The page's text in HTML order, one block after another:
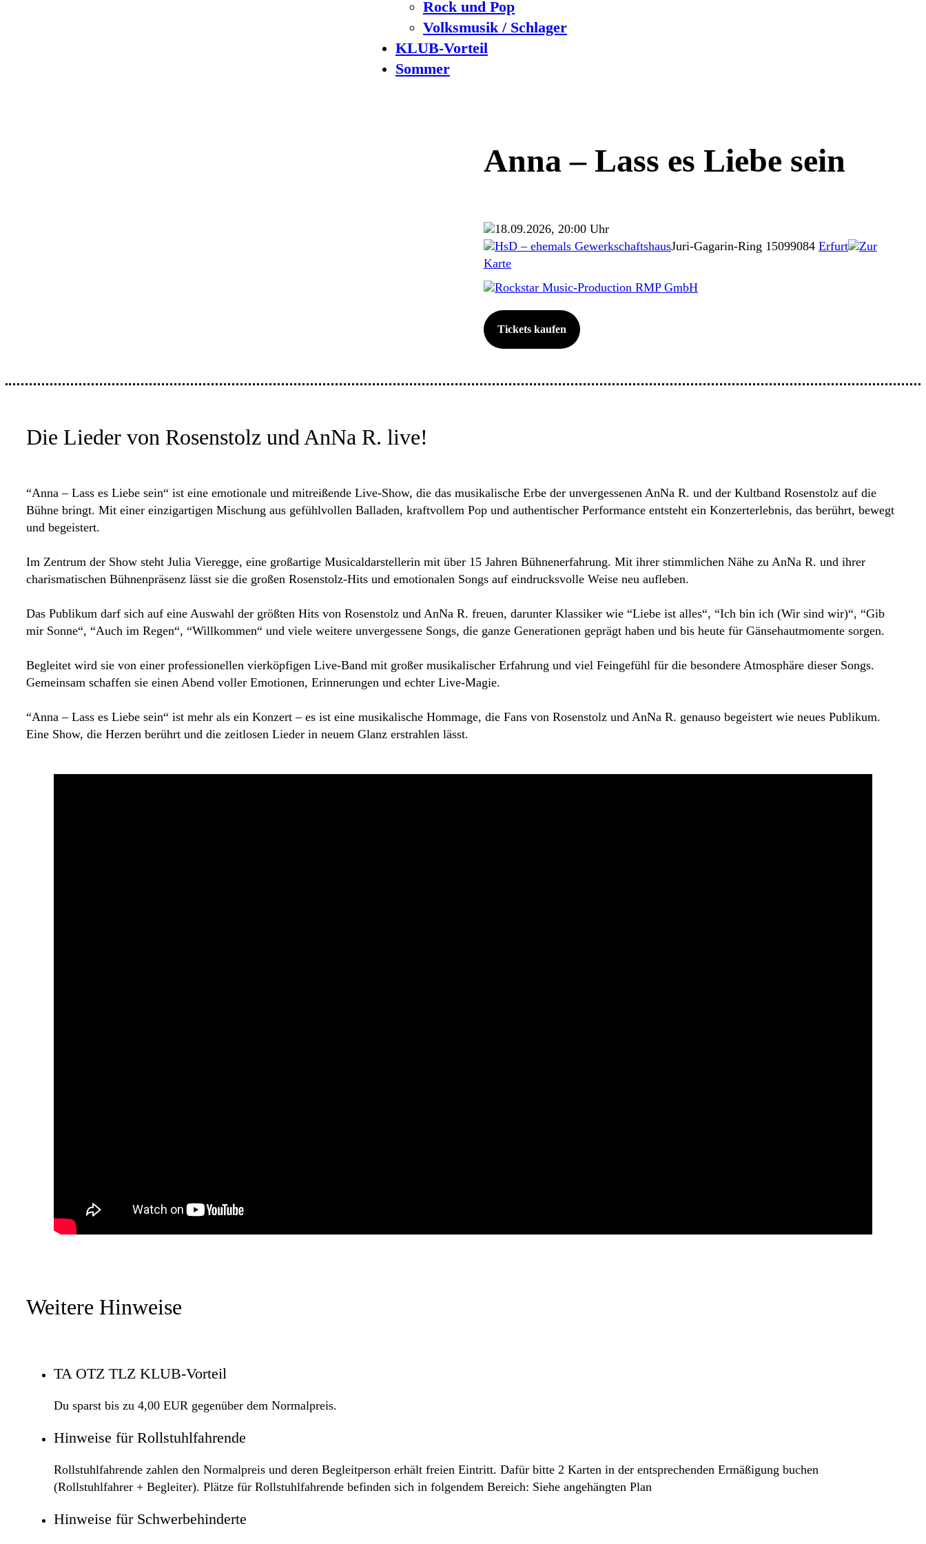
Rock und Pop
Volksmusik / Schlager
KLUB-Vorteil
Sommer
Anna – Lass es Liebe sein
18.09.2026, 20:00 Uhr
HsD – ehemals GewerkschaftshausJuri-Gagarin-Ring 15099084 Erfurt
Zur
Karte
Rockstar Music-Production RMP GmbH
Tickets kaufen
Die Lieder von Rosenstolz und AnNa R. live!
“Anna – Lass es Liebe sein“ ist eine emotionale und mitreißende Live-Show, die das musikalische Erbe der unvergessenen AnNa R. und der Kultband Rosenstolz auf die
Bühne bringt. Mit einer einzigartigen Mischung aus gefühlvollen Balladen, kraftvollem Pop und authentischer Performance entsteht ein Konzerterlebnis, das berührt, bewegt
und begeistert.
Im Zentrum der Show steht Julia Vieregge, eine großartige Musicaldarstellerin mit über 15 Jahren Bühnenerfahrung. Mit ihrer stimmlichen Nähe zu AnNa R. und ihrer
charismatischen Bühnenpräsenz lässt sie die großen Rosenstolz-Hits und emotionalen Songs auf eindrucksvolle Weise neu aufleben.
Das Publikum darf sich auf eine Auswahl der größten Hits von Rosenstolz und AnNa R. freuen, darunter Klassiker wie “Liebe ist alles“, “Ich bin ich (Wir sind wir)“, “Gib
mir Sonne“, “Auch im Regen“, “Willkommen“ und viele weitere unvergessene Songs, die ganze Generationen geprägt haben und bis heute für Gänsehautmomente sorgen.
Begleitet wird sie von einer professionellen vierköpfigen Live-Band mit großer musikalischer Erfahrung und viel Feingefühl für die besondere Atmosphäre dieser Songs.
Gemeinsam schaffen sie einen Abend voller Emotionen, Erinnerungen und echter Live-Magie.
“Anna – Lass es Liebe sein“ ist mehr als ein Konzert – es ist eine musikalische Hommage, die Fans von Rosenstolz und AnNa R. genauso begeistert wie neues Publikum.
Eine Show, die Herzen berührt und die zeitlosen Lieder in neuem Glanz erstrahlen lässt.
Weitere Hinweise
TA OTZ TLZ KLUB-Vorteil
Du sparst bis zu 4,00 EUR gegenüber dem Normalpreis.
Hinweise für Rollstuhlfahrende
Rollstuhlfahrende zahlen den Normalpreis und deren Begleitperson erhält freien Eintritt. Dafür bitte 2 Karten in der entsprechenden Ermäßigung buchen
(Rollstuhlfahrer + Begleiter). Plätze für Rollstuhlfahrende befinden sich in folgendem Bereich: Siehe angehängten Plan
Hinweise für Schwerbehinderte